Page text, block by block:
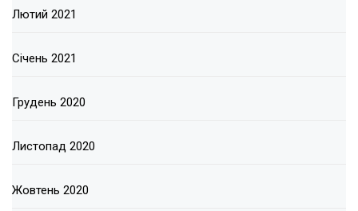
Лютий 2021
Січень 2021
Грудень 2020
Листопад 2020
Жовтень 2020